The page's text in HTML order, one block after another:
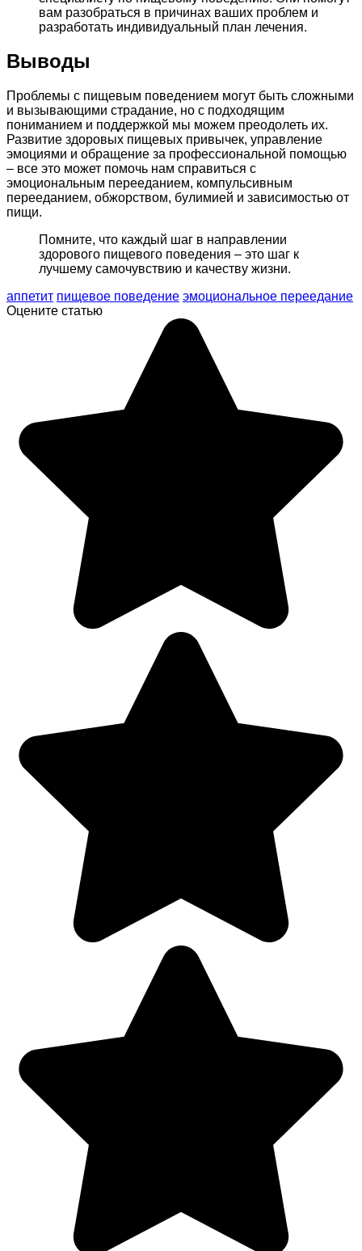
вам разобраться в причинах ваших проблем и
разработать индивидуальный план лечения.
Выводы
Проблемы с пищевым поведением могут быть сложными
и вызывающими страдание, но с подходящим
пониманием и поддержкой мы можем преодолеть их.
Развитие здоровых пищевых привычек, управление
эмоциями и обращение за профессиональной помощью
– все это может помочь нам справиться с
эмоциональным перееданием, компульсивным
перееданием, обжорством, булимией и зависимостью от
пищи.
Помните, что каждый шаг в направлении
здорового пищевого поведения – это шаг к
лучшему самочувствию и качеству жизни.
аппетит пищевое поведение эмоциональное переедание
Оцените статью